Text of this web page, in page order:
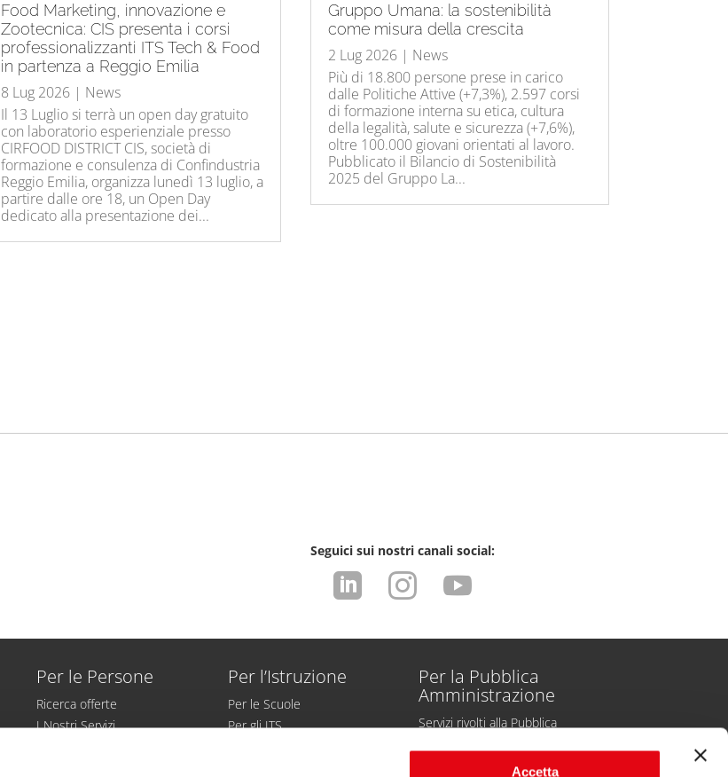
Accetta
Food Marketing, innovazione e
Zootecnica: CIS presenta i corsi
professionalizzanti ITS Tech & Food
in partenza a Reggio Emilia
8 Lug 2026| News
Il 13 Luglio si terrà un open day gratuito
con laboratorio esperienziale presso
CIRFOOD DISTRICT CIS, società di
formazione e consulenza di Confindustria
Reggio Emilia, organizza lunedì 13 luglio, a
partire dalle ore 18, un Open Day
dedicato alla presentazione dei...
Gruppo Umana: la sostenibilità
come misura della crescita
2 Lug 2026| News
Più di 18.800 persone prese in carico
dalle Politiche Attive (+7,3%), 2.597 corsi
di formazione interna su etica, cultura
della legalità, salute e sicurezza (+7,6%),
oltre 100.000 giovani orientati al lavoro.
Pubblicato il Bilancio di Sostenibilità
2025 del Gruppo La...
Seguici sui nostri canali social:
  
Per le Persone
Ricerca offerte
I Nostri Servizi
Per l’Istruzione
Per le Scuole
Per gli ITS
Per la Pubblica
Amministrazione
Servizi rivolti alla Pubblica